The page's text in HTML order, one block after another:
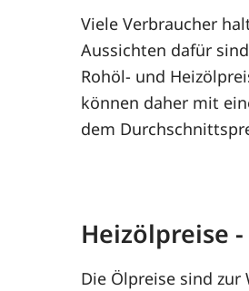
Viele Verbraucher
Aussichten dafür
Rohöl- und
können daher mit
dem
Heizölpreise
Die Ölpreise sind